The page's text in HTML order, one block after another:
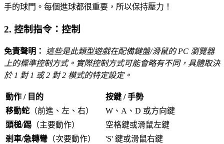
手的球門。每個進球都很重要，所以保持壓力！
2. 控制指令：控制
免責聲明：
這些是此類型遊戲在配備鍵盤/滑鼠的 PC 瀏覽器
上的標準控制方式。實際控制方式可能會略有不同，具體取決
於 1 對 1 或 2 對 2 模式的特定設定。
動作 / 目的
按鍵 / 手勢
移動蛇 （前進、左、右）
W、A、D 或方向鍵
頭槌/踢 （主要動作）
空格鍵或滑鼠左鍵
剎車/急轉彎 （次要動作）
'S' 鍵或滑鼠右鍵